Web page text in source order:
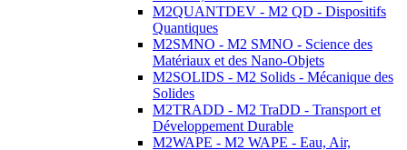
M2QUANTDEV - M2 QD - Dispositifs
Quantiques
M2SMNO - M2 SMNO - Science des
Matériaux et des Nano-Objets
M2SOLIDS - M2 Solids - Mécanique des
Solides
M2TRADD - M2 TraDD - Transport et
Développement Durable
M2WAPE - M2 WAPE - Eau, Air,